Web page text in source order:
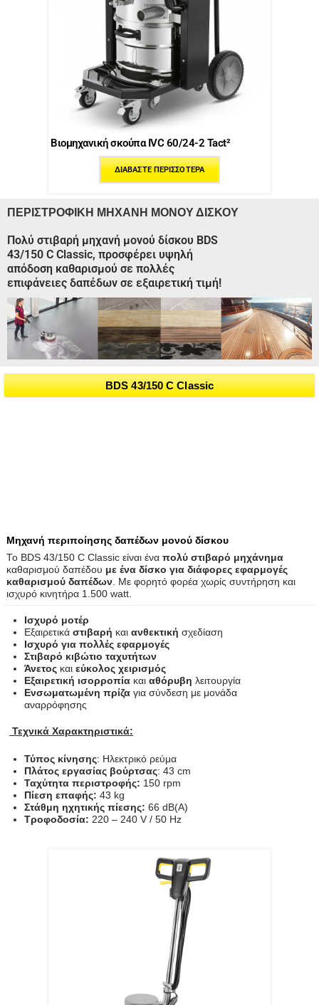
Βιομηχανική σκούπα IVC 60/24-2 Tact²
ΔΙΑΒΆΣΤΕ ΠΕΡΙΣΣΌΤΕΡΑ
ΠΕΡΙΣΤΡΟΦΙΚΉ ΜΗΧΑΝΉ ΜΟΝΟΎ ΔΊΣΚΟΥ
Πολύ στιβαρή μηχανή μονού δίσκου BDS
43/150 C Classic, προσφέρει υψηλή
απόδοση καθαρισμού σε πολλές
επιφάνειες δαπέδων σε εξαιρετική τιμή!
BDS 43/150 C Classic
Μηχανή περιποίησης δαπέδων μονού δίσκου
Το BDS 43/150 C Classic είναι ένα πολύ στιβαρό μηχάνημα
καθαρισμού δαπέδου με ένα δίσκο για διάφορες εφαρμογές
καθαρισμού δαπέδων. Με φορητό φορέα χωρίς συντήρηση και
ισχυρό κινητήρα 1.500 watt.
Ισχυρό μοτέρ
Εξαιρετικά στιβαρή και ανθεκτική σχεδίαση
Ισχυρό για πολλές εφαρμογές
Στιβαρό κιβώτιο ταχυτήτων
Άνετος και εύκολος χειρισμός
Εξαιρετική ισορροπία και αθόρυβη λειτουργία
Ενσωματωμένη πρίζα για σύνδεση με μονάδα
αναρρόφησης
Τεχνικά Χαρακτηριστικά:
Τύπος κίνησης: Ηλεκτρικό ρεύμα
Πλάτος εργασίας βούρτσας: 43 cm
Ταχύτητα περιστροφής: 150 rpm
Πίεση επαφής: 43 kg
Στάθμη ηχητικής πίεσης: 66 dB(A)
Τροφοδοσία: 220 – 240 V / 50 Hz